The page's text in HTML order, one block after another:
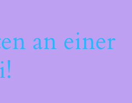
an einer